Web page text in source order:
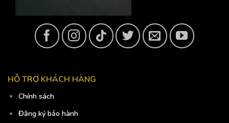
HỖ TRỢ KHÁCH HÀNG
Chính sách
Đăng ký bảo hành